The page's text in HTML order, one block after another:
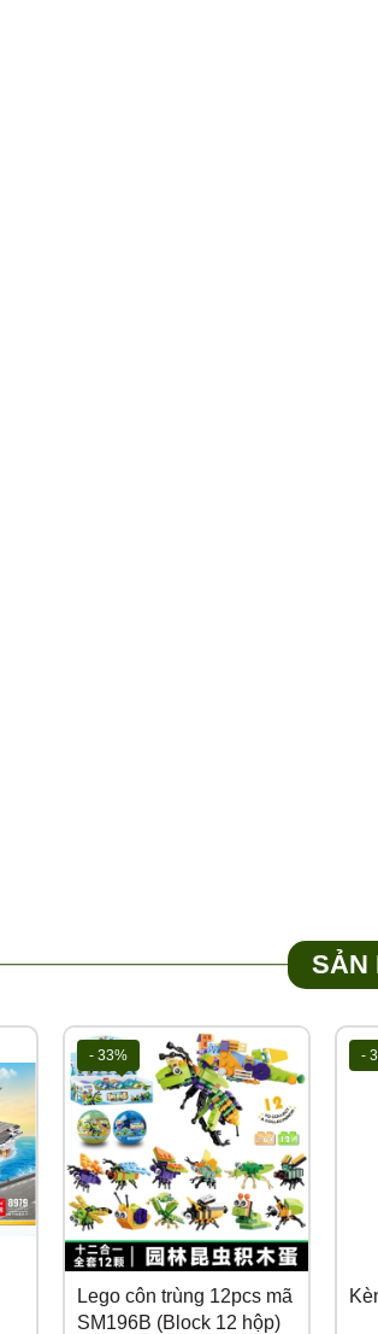
SẢN
- 33%
Lego côn trùng 12pcs mã
SM196B (Block 12 hộp)
-